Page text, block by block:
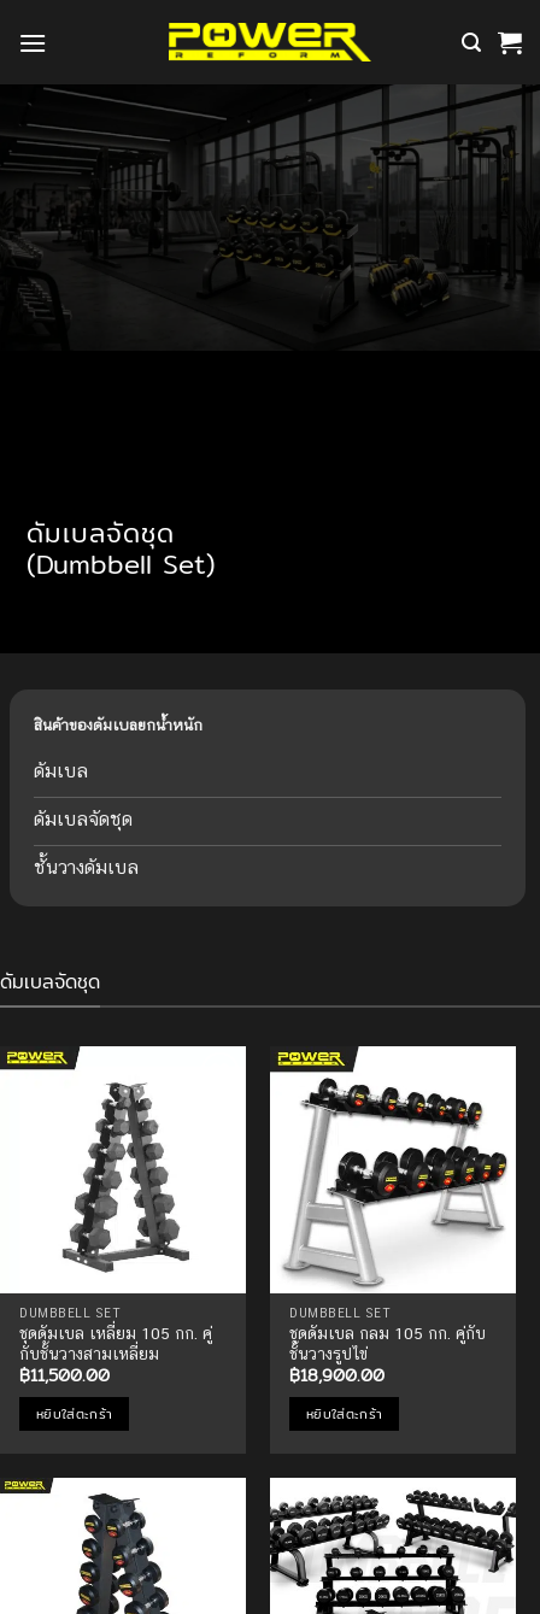
เนื้อหา
ดัมเบลจัดชุด
(Dumbbell Set)
สินค้าของดัมเบลยกน้ำหนัก
ดัมเบล
ดัมเบลจัดชุด
ชั้นวางดัมเบล
ดัมเบลจัดชุด
DUMBBELL SET
ชุดดัมเบล เหลี่ยม 105 กก. คู่
กับชั้นวางสามเหลี่ยม
฿11,500.00
หยิบใส่ตะกร้า
Add to
Wishlist
DUMBBELL SET
ชุดดัมเบล กลม 105 กก. คู่กับ
ชั้นวางรูปไข่
฿18,900.00
หยิบใส่ตะกร้า
Add to
Wishlist